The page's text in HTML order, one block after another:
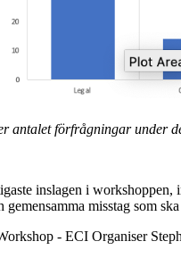
antalet förfrågningar under
inslagen i
misstag som